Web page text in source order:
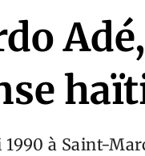
1990 à Saint-